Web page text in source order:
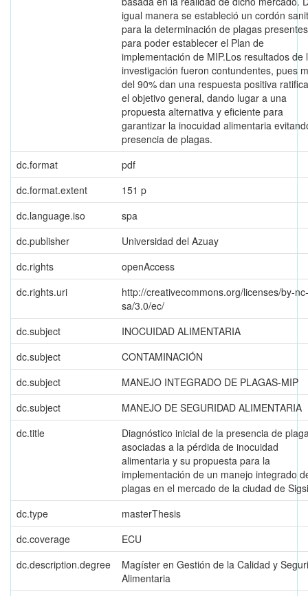
igual manera se estableció un cordón
para la determinación de plagas presentes
para poder establecer el Plan de
implementación de MIP.Los resultados de
investigación fueron contundentes, pues
del 90% dan una respuesta positiva
el objetivo general, dando lugar a una
propuesta alternativa y eficiente para
garantizar la inocuidad alimentaria
presencia de plagas.
dc.format
pdf
dc.format.extent
151 p
dc.language.iso
spa
dc.publisher
Universidad del Azuay
dc.rights
openAccess
dc.rights.uri
http://creativecommons.org/licenses/by-nc-
sa/3.0/ec/
dc.subject
INOCUIDAD ALIMENTARIA
dc.subject
CONTAMINACIÓN
dc.subject
MANEJO INTEGRADO DE PLAGAS-MIP
dc.subject
MANEJO DE SEGURIDAD ALIMENTARIA
dc.title
Diagnóstico inicial de la presencia de
asociadas a la pérdida de inocuidad
alimentaria y su propuesta para la
implementación de un manejo integrado
plagas en el mercado de la ciudad de
dc.type
masterThesis
dc.coverage
ECU
dc.description.degree
Magíster en Gestión de la Calidad y
Alimentaria